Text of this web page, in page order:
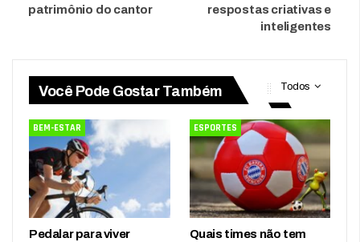
patrimônio do cantor
respostas criativas e
inteligentes
Todos
Você Pode Gostar Também
BEM-ESTAR
Pedalar para viver
ESPORTES
Quais times não tem